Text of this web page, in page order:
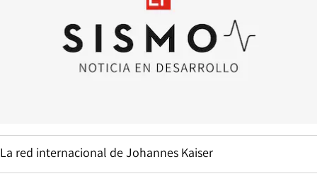
La red internacional de Johannes Kaiser